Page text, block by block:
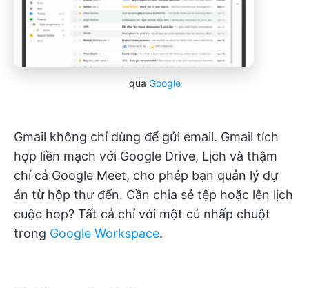
qua Google
Gmail không chỉ dùng để gửi email. Gmail tích
hợp liền mạch với Google Drive, Lịch và thậm
chí cả Google Meet, cho phép bạn quản lý dự
án từ hộp thư đến. Cần chia sẻ tệp hoặc lên lịch
cuộc họp? Tất cả chỉ với một cú nhấp chuột
trong Google Workspace.